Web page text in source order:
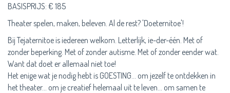
BASISPRIJS: € 185
Theater spelen, maken, beleven. Al de rest? 'Doeternitoe'!
Bij Tejaternitoe is iedereen welkom. Letterlijk, ie-der-één. Met of
zonder beperking. Met of zonder autisme. Met of zonder eender wat.
Want dat doet er allemaal niet toe!
Het enige wat je nodig hebt is GOESTING… om jezelf te ontdekken in
het theater… om je creatief helemaal uit te leven… om samen te